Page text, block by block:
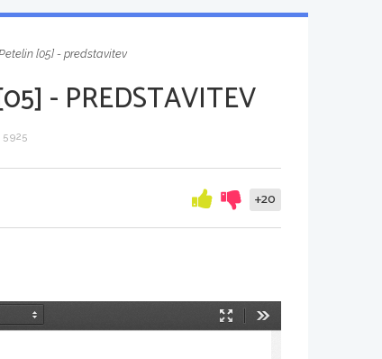
[05] - predstavitev
- PREDSTAVITEV
5925
+20
Način